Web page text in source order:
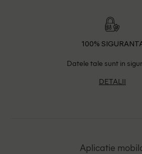
100%
Datele tale sunt in
DETALII
Aplicatie